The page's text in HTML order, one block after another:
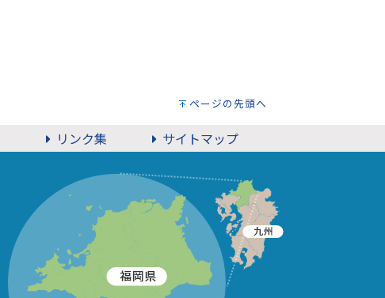
ページの先頭へ
リンク集 サイトマップ